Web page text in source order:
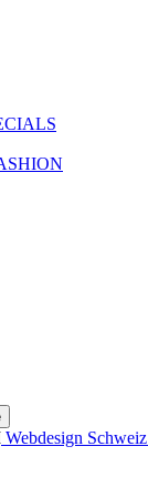
Webdesign Schweiz